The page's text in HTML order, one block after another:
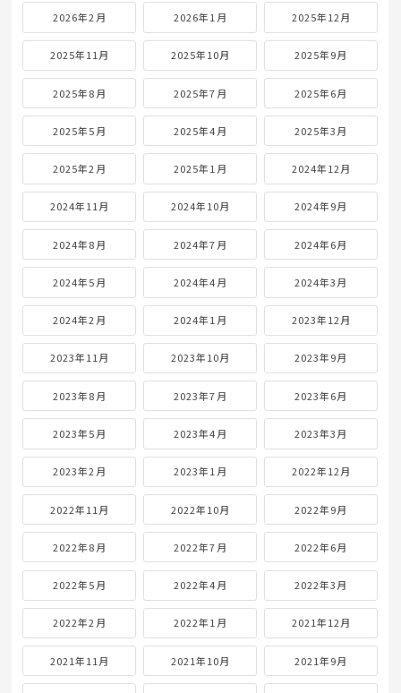
2026年2月 2026年1月 2025年12月
2025年11月 2025年10月 2025年9月
2025年8月 2025年7月 2025年6月
2025年5月 2025年4月 2025年3月
2025年2月 2025年1月 2024年12月
2024年11月 2024年10月 2024年9月
2024年8月 2024年7月 2024年6月
2024年5月 2024年4月 2024年3月
2024年2月 2024年1月 2023年12月
2023年11月 2023年10月 2023年9月
2023年8月 2023年7月 2023年6月
2023年5月 2023年4月 2023年3月
2023年2月 2023年1月 2022年12月
2022年11月 2022年10月 2022年9月
2022年8月 2022年7月 2022年6月
2022年5月 2022年4月 2022年3月
2022年2月 2022年1月 2021年12月
2021年11月 2021年10月 2021年9月